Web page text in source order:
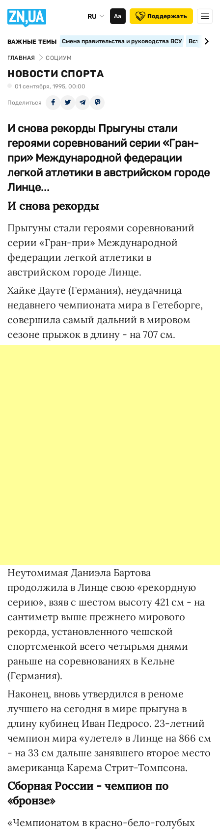
RU Аа Поддержать
ВАЖНЫЕ ТЕМЫ Смена правительства и руководства ВСУ
ГЛАВНАЯ СОЦИУМ
НОВОСТИ СПОРТА
01 сентября, 1995, 00:00
Поделиться
И снова рекорды Прыгуны стали
героями соревнований серии «Гран-
при» Международной федерации
легкой атлетики в австрийском городе
Линце...
И снова рекорды
Прыгуны стали героями соревнований
серии «Гран-при» Международной
федерации легкой атлетики в
австрийском городе Линце.
Хайке Дауте (Германия), неудачница
недавнего чемпионата мира в Гетеборге,
совершила самый дальний в мировом
сезоне прыжок в длину - на 707 см.
Неутомимая Даниэла Бартова
продолжила в Линце свою «рекордную
серию», взяв с шестом высоту 421 см - на
сантиметр выше прежнего мирового
рекорда, установленного чешской
спортсменкой всего четырьмя днями
раньше на соревнованиях в Кельне
(Германия).
Наконец, вновь утвердился в реноме
лучшего на сегодня в мире прыгуна в
длину кубинец Иван Педросо. 23-летний
чемпион мира «улетел» в Линце на 866 см
- на 33 см дальше занявшего второе место
американца Карема Стрит-Томпсона.
Сборная России - чемпион по
«бронзе»
«Чемпионатом в красно-бело-голубых